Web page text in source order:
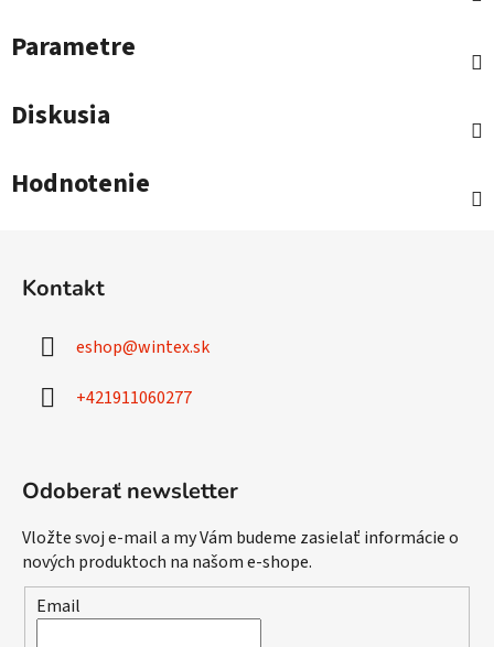
Parametre
Diskusia
Hodnotenie
Kontakt
eshop@wintex.sk
+421911060277
Odoberať newsletter
Vložte svoj e-mail a my Vám budeme zasielať informácie o
nových produktoch na našom e-shope.
Email